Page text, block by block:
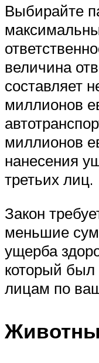
Выбирайте
величина
составляет
миллионов
миллионов
нанесения
третьих лиц.
Закон
меньшие
ущерба
который был
лицам по